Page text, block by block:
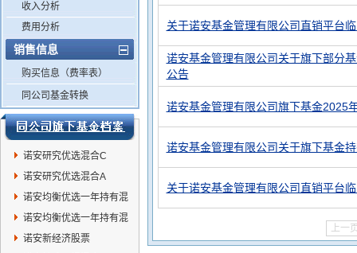
收入分析
费用分析
销售信息
购买信息（费率表）
同公司基金转换
诺安研究优选混合C
诺安研究优选混合A
诺安均衡优选一年持有混
合C
诺安均衡优选一年持有混
合A
诺安新经济股票
关于诺安基金管理有限公司直销平台
诺安基金管理有限公司关于旗下部分
公告
诺安基金管理有限公司旗下基金2025
诺安基金管理有限公司关于旗下基金
关于诺安基金管理有限公司直销平台
上一